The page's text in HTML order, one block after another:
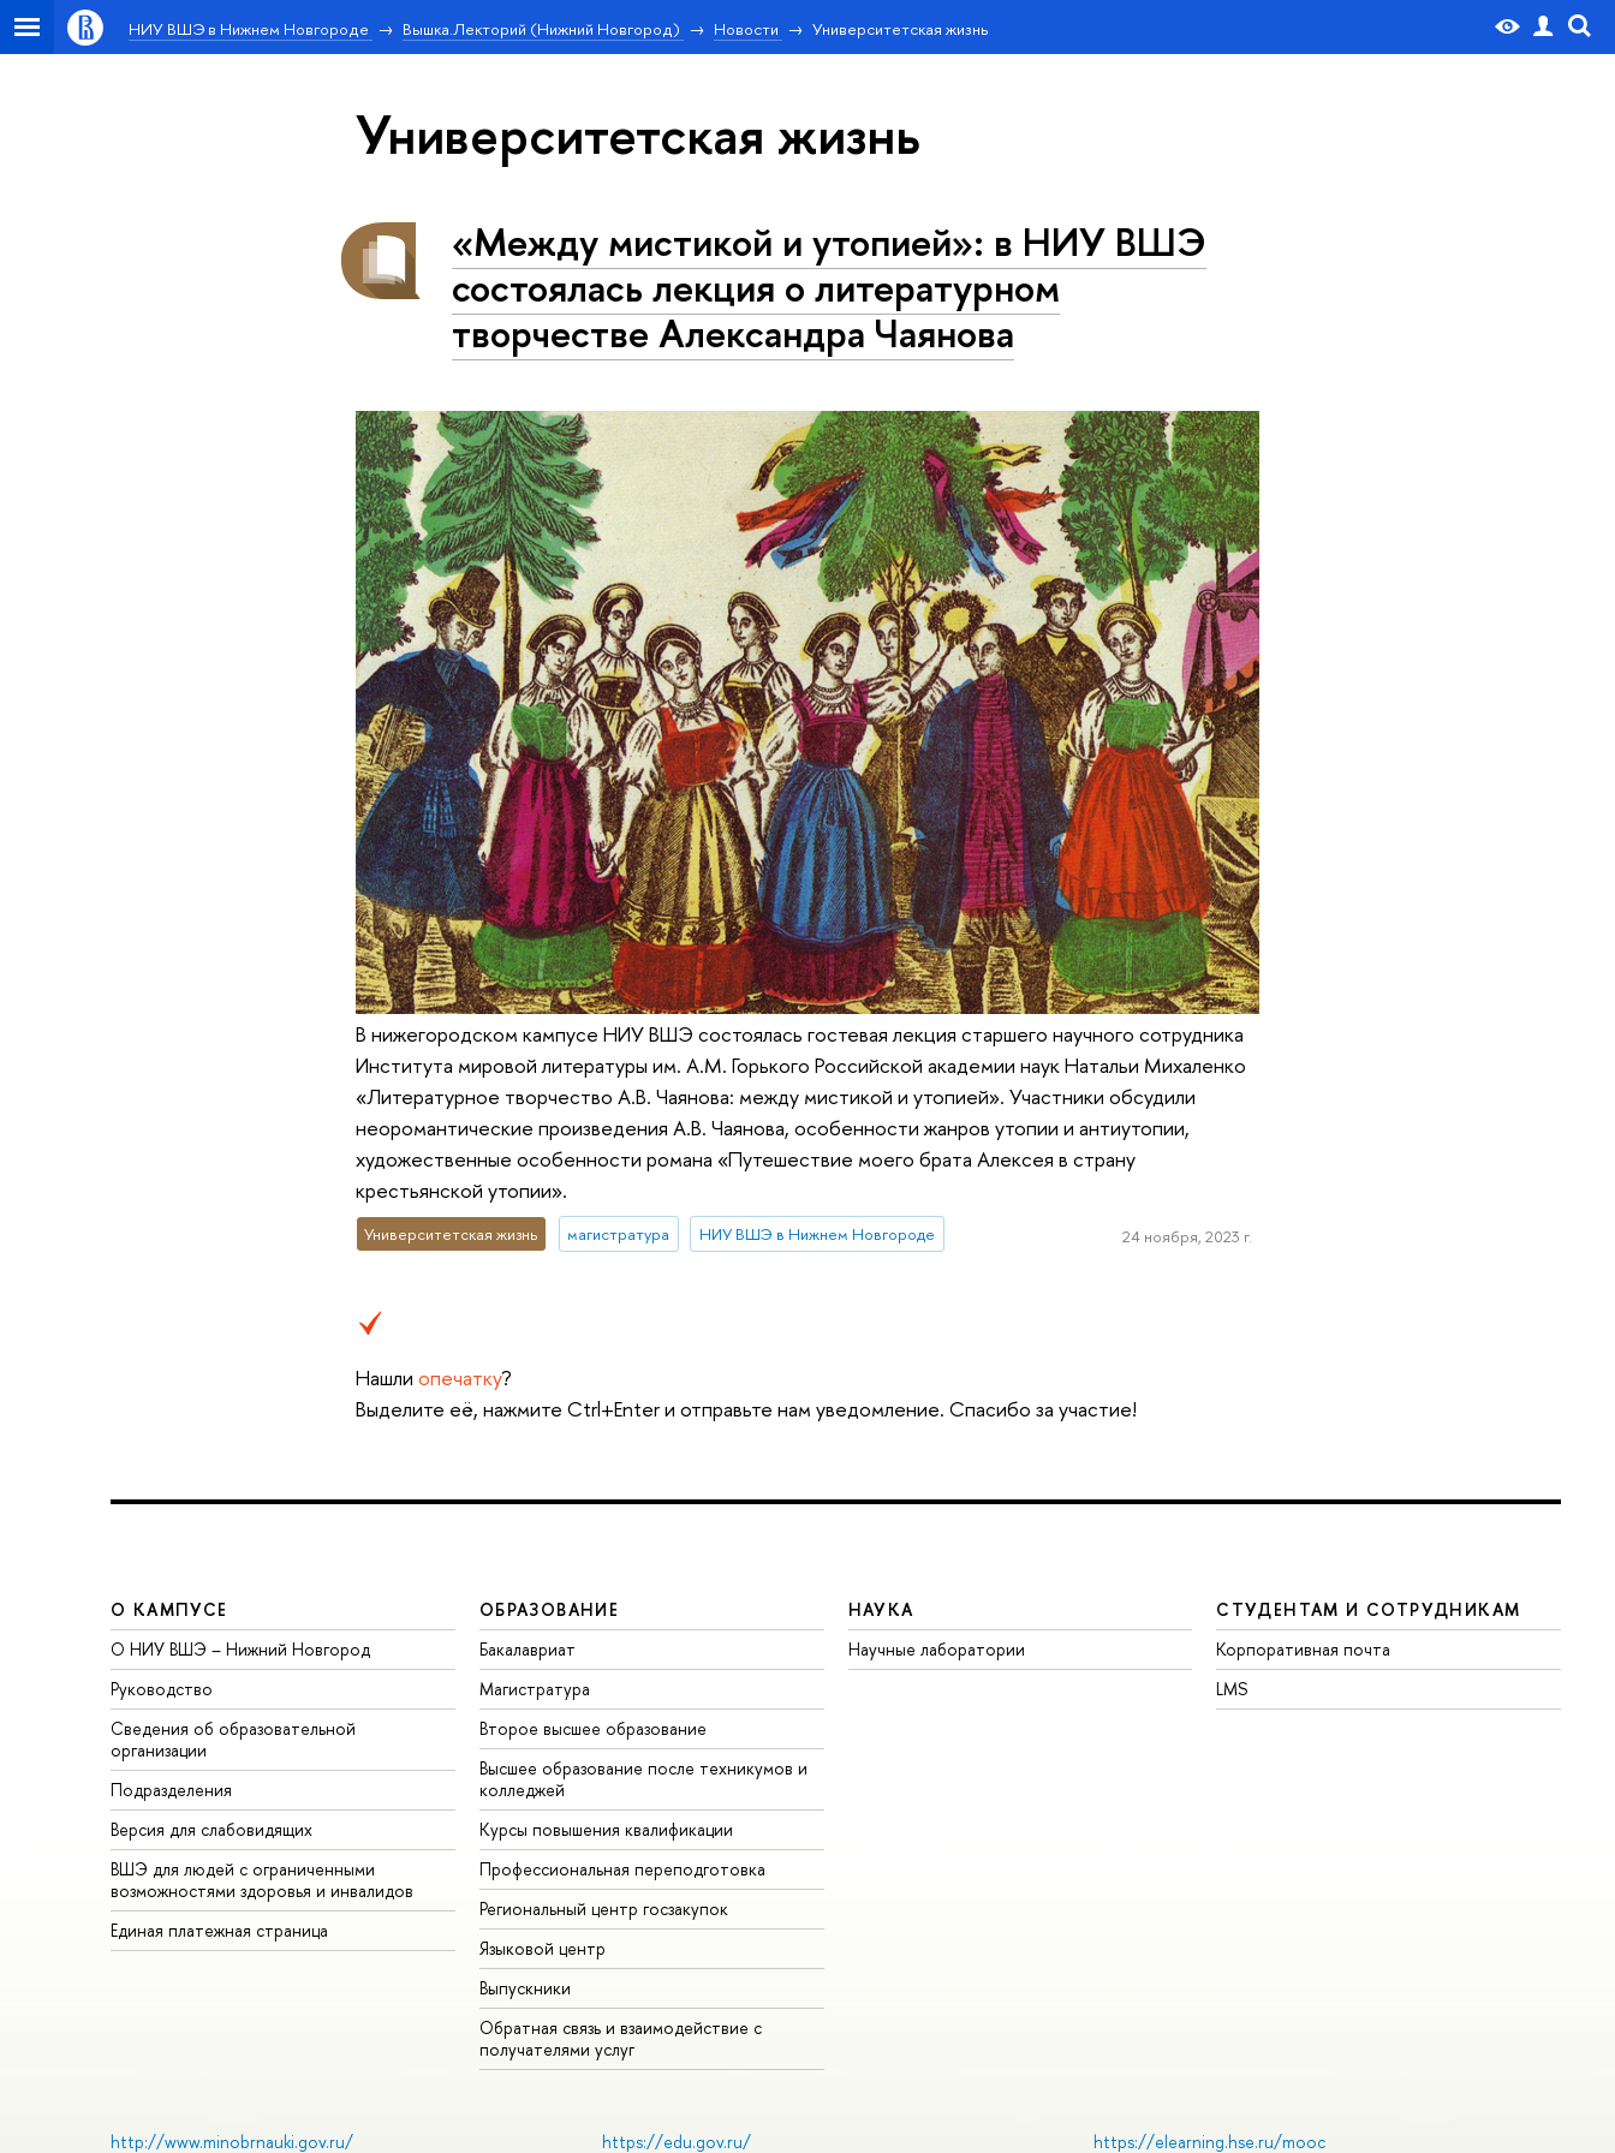
НИУ ВШЭ в Нижнем Новгороде Вышка.Лекторий (Нижний Новгород) Новости Университетская жизнь
Университетская жизнь
«Между мистикой и утопией»: в НИУ ВШЭ
состоялась лекция о литературном
творчестве Александра Чаянова
В нижегородском кампусе НИУ ВШЭ состоялась гостевая лекция старшего научного сотрудника
Института мировой литературы им. А.М. Горького Российской академии наук Натальи Михаленко
«Литературное творчество А.В. Чаянова: между мистикой и утопией». Участники обсудили
неоромантические произведения А.В. Чаянова, особенности жанров утопии и антиутопии,
художественные особенности романа «Путешествие моего брата Алексея в страну
крестьянской утопии».
Университетская жизнь магистратура НИУ ВШЭ в Нижнем Новгороде 24 ноября, 2023 г.
Нашли опечатку?
Выделите её, нажмите Ctrl+Enter и отправьте нам уведомление. Спасибо за участие!
О КАМПУСЕ
О НИУ ВШЭ – Нижний Новгород
Руководство
Сведения об образовательной
организации
Подразделения
Версия для слабовидящих
ВШЭ для людей с ограниченными
возможностями здоровья и инвалидов
Единая платежная страница
ОБРАЗОВАНИЕ
Бакалавриат
Магистратура
Второе высшее образование
Высшее образование после техникумов и
колледжей
Курсы повышения квалификации
Профессиональная переподготовка
Региональный центр госзакупок
Языковой центр
Выпускники
Обратная связь и взаимодействие с
получателями услуг
НАУКА
Научные лаборатории
СТУДЕНТАМ И СОТРУДНИКАМ
Корпоративная почта
LMS
http://www.minobrnauki.gov.ru/ https://edu.gov.ru/ https://elearning.hse.ru/mooc